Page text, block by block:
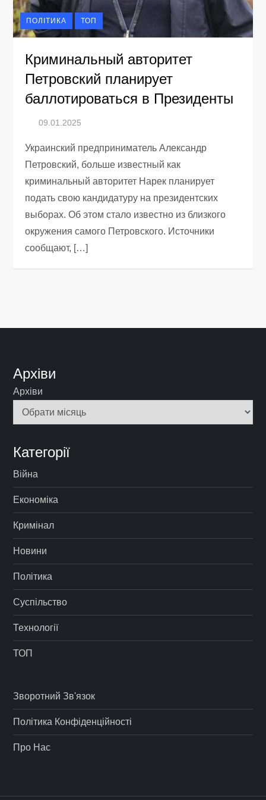
ПОЛІТИКА ТОП
Криминальный авторитет
Петровский планирует
баллотироваться в Президенты
Украинский предприниматель Александр
Петровский, больше известный как
криминальный авторитет Нарек планирует
подать свою кандидатуру на президентских
выборах. Об этом стало известно из близкого
окружения самого Петровского. Источники
сообщают, […]
Архіви
Архіви
Категорії
Війна
Економіка
Кримінал
Новини
Політика
Суспільство
Технології
ТОП
Зворотний Зв'язок
Політика Конфіденційності
Про Нас